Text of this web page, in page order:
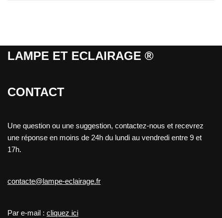
LAMPE ET ECLAIRAGE ®
CONTACT
Une question ou une suggestion, contactez-nous et recevrez
une réponse en moins de 24h du lundi au vendredi entre 9 et
17h.
contacte@lampe-eclairage.fr
Par e-mail : cliquez ici